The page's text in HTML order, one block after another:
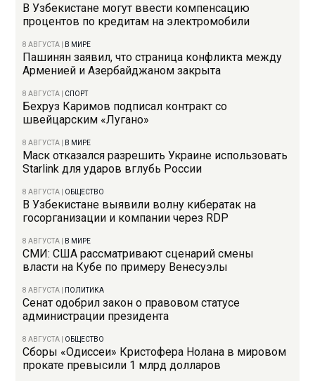
В Узбекистане могут ввести компенсацию
процентов по кредитам на электромобили
8 АВГУСТА В МИРЕ
Пашинян заявил, что страница конфликта между
Арменией и Азербайджаном закрыта
8 АВГУСТА СПОРТ
Бехруз Каримов подписал контракт со
швейцарским «Лугано»
8 АВГУСТА В МИРЕ
Маск отказался разрешить Украине использовать
Starlink для ударов вглубь России
8 АВГУСТА ОБЩЕСТВО
В Узбекистане выявили волну кибератак на
госорганизации и компании через RDP
8 АВГУСТА В МИРЕ
СМИ: США рассматривают сценарий смены
власти на Кубе по примеру Венесуэлы
8 АВГУСТА ПОЛИТИКА
Сенат одобрил закон о правовом статусе
администрации президента
8 АВГУСТА ОБЩЕСТВО
Сборы «Одиссеи» Кристофера Нолана в мировом
прокате превысили 1 млрд долларов